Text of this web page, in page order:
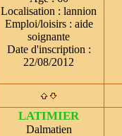
Localisation : lannion
Emploi/loisirs: aide
soignante
Date d'inscription :
22/08/2012
LATIMIER
Dalmatien